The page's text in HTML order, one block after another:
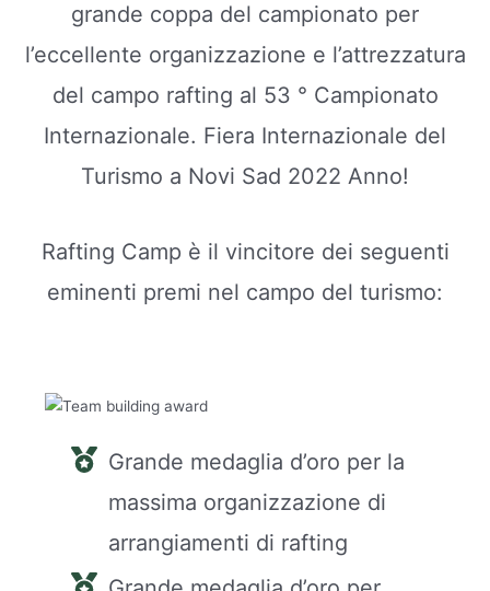
grande coppa del campionato per
l’eccellente organizzazione e l’attrezzatura
del campo rafting al 53 ° Campionato
Internazionale. Fiera Internazionale del
Turismo a Novi Sad 2022 Anno!
Rafting Camp è il vincitore dei seguenti
eminenti premi nel campo del turismo:
Grande medaglia d’oro per la
massima organizzazione di
arrangiamenti di rafting